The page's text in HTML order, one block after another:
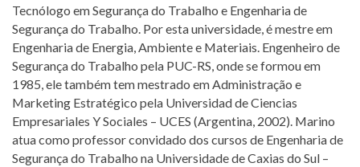
Tecnólogo em Segurança do Trabalho e Engenharia de
Segurança do Trabalho. Por esta universidade, é mestre em
Engenharia de Energia, Ambiente e Materiais. Engenheiro de
Segurança do Trabalho pela PUC-RS, onde se formou em
1985, ele também tem mestrado em Administração e
Marketing Estratégico pela Universidad de Ciencias
Empresariales Y Sociales – UCES (Argentina, 2002). Marino
atua como professor convidado dos cursos de Engenharia de
Segurança do Trabalho na Universidade de Caxias do Sul –